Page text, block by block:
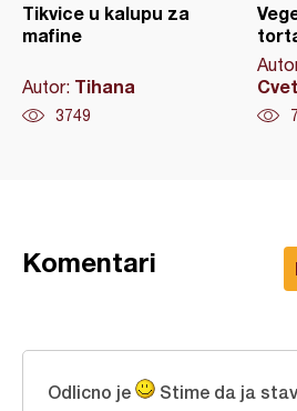
Tikvice u kalupu za
mafine
Autor: Tihana
3749
Komentari
Odlicno je Stime da ja